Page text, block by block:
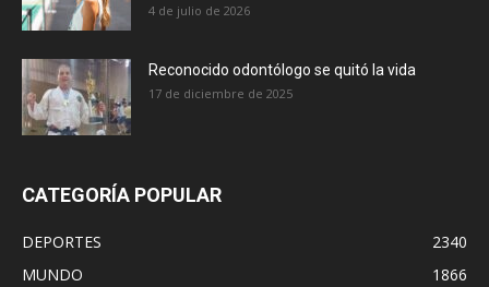
4 de julio de 2026
Reconocido odontólogo se quitó la vida
17 de diciembre de 2025
CATEGORÍA POPULAR
DEPORTES
2340
MUNDO
1866